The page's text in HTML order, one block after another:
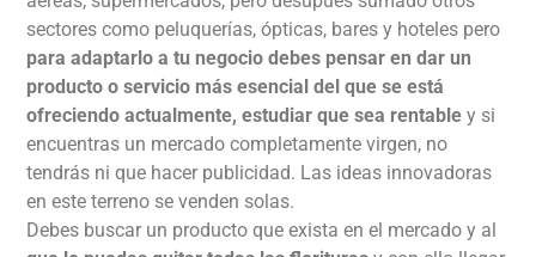
sectores como peluquerías, ópticas, bares y hoteles pero
para adaptarlo a tu negocio debes pensar en dar un
producto o servicio más esencial del que se está
ofreciendo actualmente, estudiar que sea rentable y si
encuentras un mercado completamente virgen, no
tendrás ni que hacer publicidad. Las ideas innovadoras
en este terreno se venden solas.
Debes buscar un producto que exista en el mercado y al